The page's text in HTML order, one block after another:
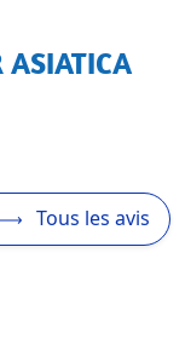
Tous les avis